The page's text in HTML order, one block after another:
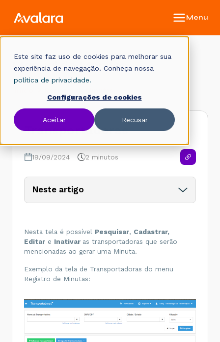
Este site faz uso de cookies para melhorar sua
experiência de navegação. Conheça nossa
política de privacidade.
Configurações de cookies
Aceitar Recusar
Manual do Monitor
Transportadoras
19/09/2024 2 minutos
Neste artigo
Nesta tela é possível Pesquisar, Cadastrar,
Editar e Inativar as transportadoras que serão
mencionadas ao gerar uma Minuta.
Exemplo da tela de Transportadoras do menu
Registro de Minutas: